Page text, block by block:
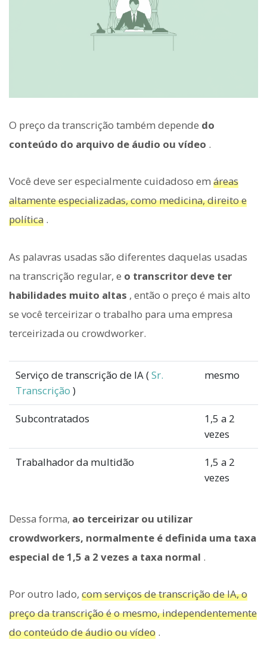
O preço da transcrição também depende do
conteúdo do arquivo de áudio ou vídeo .
Você deve ser especialmente cuidadoso em áreas
altamente especializadas, como medicina, direito e
política .
As palavras usadas são diferentes daquelas usadas
na transcrição regular, e o transcritor deve ter
habilidades muito altas , então o preço é mais alto
se você terceirizar o trabalho para uma empresa
terceirizada ou crowdworker.
Serviço de transcrição de IA (Sr.
Transcrição )
mesmo
Subcontratados
1,5 a 2
vezes
Trabalhador da multidão
1,5 a 2
vezes
Dessa forma, ao terceirizar ou utilizar
crowdworkers, normalmente é definida uma taxa
especial de 1,5 a 2 vezes a taxa normal .
Por outro lado, com serviços de transcrição de IA, o
preço da transcrição é o mesmo, independentemente
do conteúdo de áudio ou vídeo .